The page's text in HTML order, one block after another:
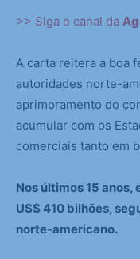
>> Siga o canal da
A carta reitera a boa
autoridades norte-
aprimoramento do
acumular com os
comerciais tanto em
Nos últimos 15
US$ 410 bilhões,
norte-americano.